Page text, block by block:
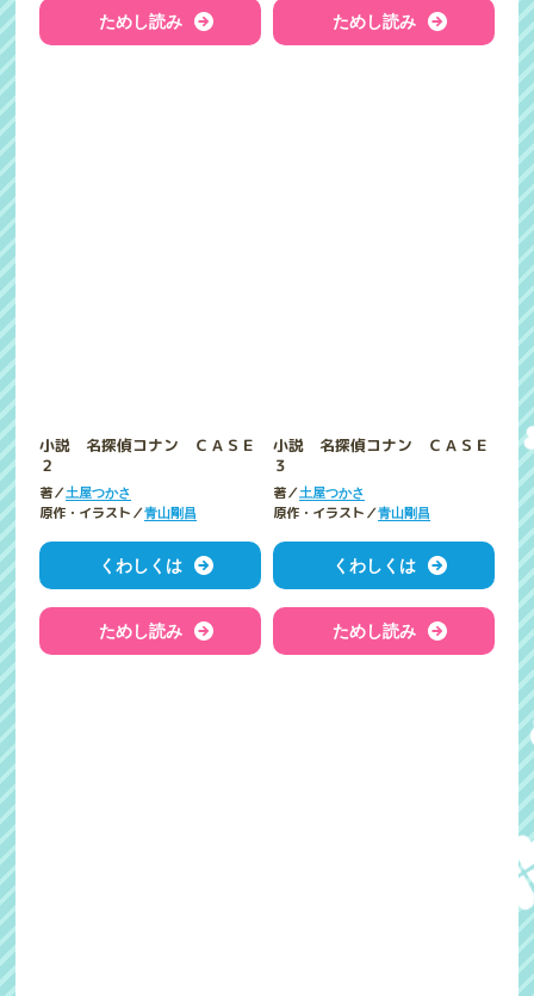
ためし読み ためし読み
小説 名探偵コナン ＣＡＳＥ
２
著／土屋つかさ
原作・イラスト／青山剛昌
くわしくは
ためし読み
小説 名探偵コナン ＣＡＳＥ
３
著／土屋つかさ
原作・イラスト／青山剛昌
くわしくは
ためし読み